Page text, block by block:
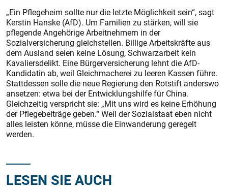
„Ein Pflegeheim sollte nur die letzte Möglichkeit sein“, sagt
Kerstin Hanske (AfD). Um Familien zu stärken, will sie
pflegende Angehörige Arbeitnehmern in der
Sozialversicherung gleichstellen. Billige Arbeitskräfte aus
dem Ausland seien keine Lösung, Schwarzarbeit kein
Kavaliersdelikt. Eine Bürgerversicherung lehnt die AfD-
Kandidatin ab, weil Gleichmacherei zu leeren Kassen führe.
Stattdessen solle die neue Regierung den Rotstift anderswo
ansetzen: etwa bei der Entwicklungshilfe für China.
Gleichzeitig verspricht sie: „Mit uns wird es keine Erhöhung
der Pflegebeiträge geben.“ Weil der Sozialstaat eben nicht
alles leisten könne, müsse die Einwanderung geregelt
werden.
LESEN SIE AUCH